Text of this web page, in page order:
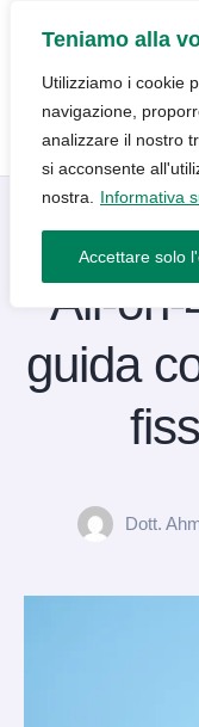
Teniamo alla
Utilizziamo i cookie
navigazione,
analizzare il nostro
si acconsente
nostra.
Informativa
Accettare solo
All-on-
guida
Dott.